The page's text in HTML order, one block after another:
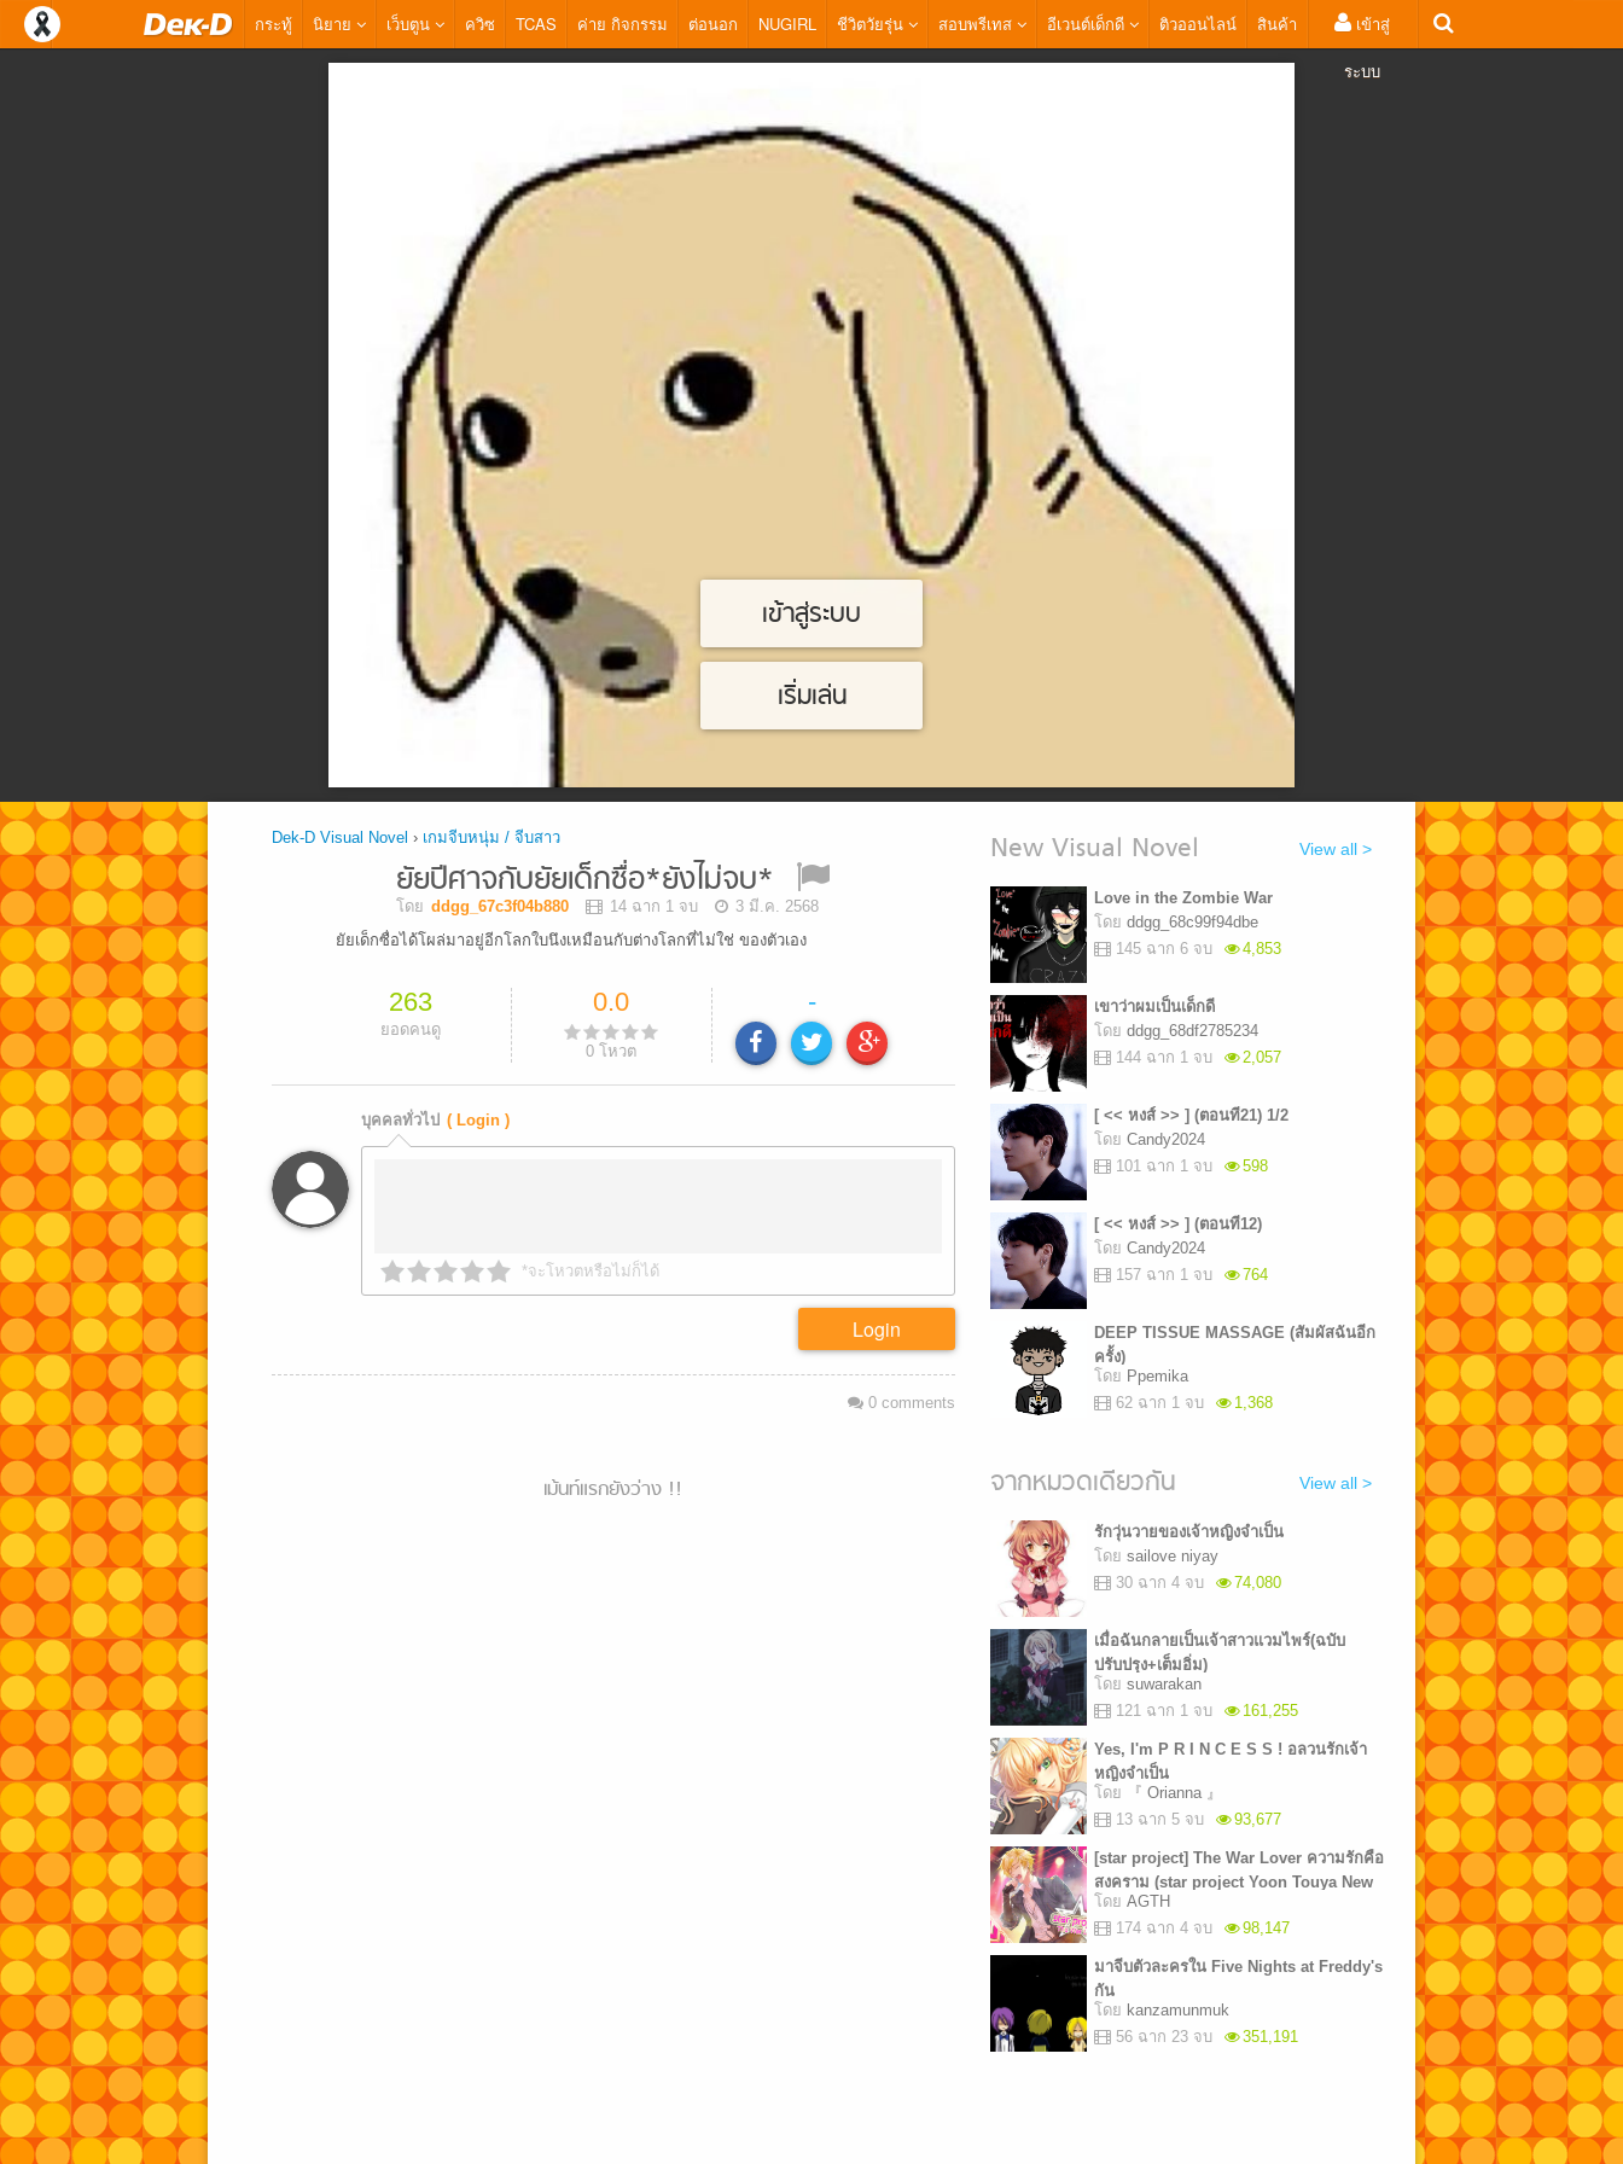
กระทู้ นิยาย เว็บตูน ควิซ TCAS ค่าย กิจกรรม ต่อนอก NUGIRL ชีวิตวัยรุ่น สอบพรีเทส อีเวนต์เด็กดี ติวออนไลน์ สินค้า เข้าสู่
ระบบ
เข้าสู่ระบบ
เริ่มเล่น
Dek-D Visual Novel › เกมจีบหนุ่ม / จีบสาว
ยัยปีศาจกับยัยเด็กซื่อ*ยังไม่จบ*
โดย ddgg_67c3f04b880 14 ฉาก 1 จบ
3 มี.ค. 2568
ยัยเด็กซื่อได้โผล่มาอยู่อีกโลกใบนึงเหมือนกับต่างโลกที่ไม่ใช่ ของตัวเอง
263
ยอดคนดู
0.0
0 โหวต
-
บุคคลทั่วไป ( Login )
*จะโหวตหรือไม่ก็ได้
Login
0 comments
เม้นท์แรกยังว่าง !!
New Visual Novel View all >
Love in the Zombie War
โดย ddgg_68c99f94dbe
145 ฉาก 6 จบ
4,853
เขาว่าผมเป็นเด็กดี
โดย ddgg_68df2785234
144 ฉาก 1 จบ
2,057
[ << หงส์ >> ] (ตอนที21) 1/2
โดย Candy2024
101 ฉาก 1 จบ
598
[ << หงส์ >> ] (ตอนที12)
โดย Candy2024
157 ฉาก 1 จบ
764
DEEP TISSUE MASSAGE ​(สัมผัสฉันอีก
ครั้ง)
โดย Ppemika​
62 ฉาก 1 จบ
1,368
จากหมวดเดียวกัน View all >
รักวุ่นวายของเจ้าหญิงจำเป็น
โดย sailove niyay
30 ฉาก 4 จบ
74,080
เมื่อฉันกลายเป็นเจ้าสาวแวมไพร์(ฉบับ
ปรับปรุง+เต็มอิ่ม)
โดย suwarakan
121 ฉาก 1 จบ
161,255
Yes, I'm P R I N C E S S ! อลวนรักเจ้า
หญิงจำเป็น
โดย
『 Orianna 』
13 ฉาก 5 จบ
93,677
[star project] The War Lover ความรักคือ
สงคราม (star project Yoon Touya New
story)
โดย AGTH
174 ฉาก 4 จบ
98,147
มาจีบตัวละครใน Five Nights at Freddy's
กัน
โดย kanzamunmuk
56 ฉาก 23 จบ
351,191